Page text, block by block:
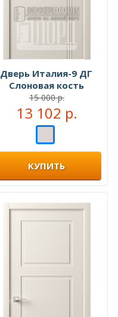
Дверь Италия-9 ДГ
Слоновая кость
15 000 р.
13 102 р.
КУПИТЬ